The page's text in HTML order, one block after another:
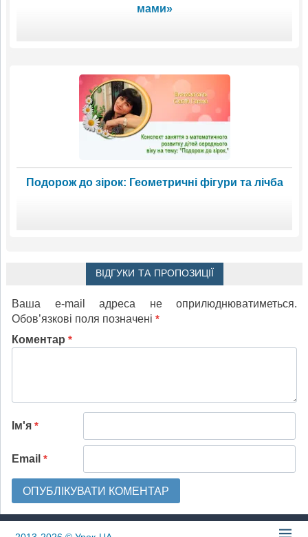
мами»
Подорож до зірок: Геометричні фігури та лічба
ВІДГУКИ ТА ПРОПОЗИЦІЇ
Ваша e-mail адреса не оприлюднюватиметься.
Обов’язкові поля позначені *
Коментар *
Ім'я *
Email *